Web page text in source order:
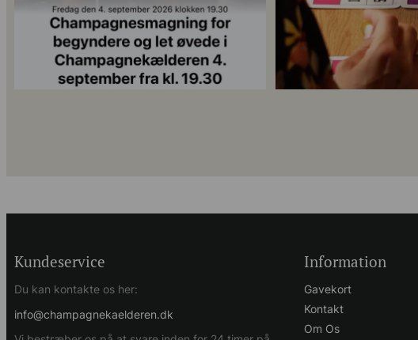
5
Kundeservice
Du kan kontakte os her:
info@champagnekaelderen.dk
Information
Gavekort
Kontakt
Om Os